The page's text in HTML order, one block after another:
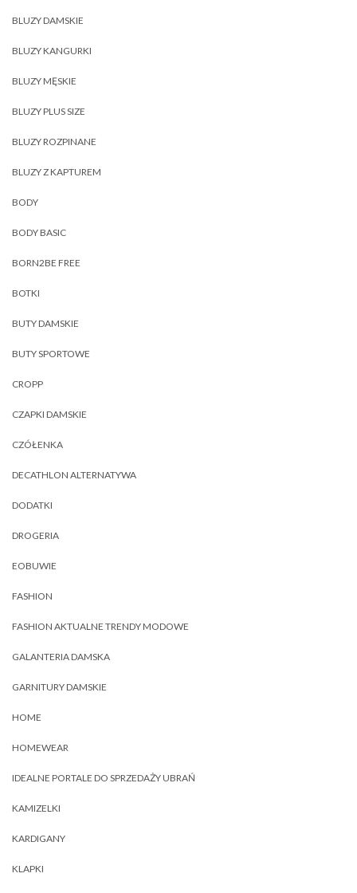
BLUZY DAMSKIE
BLUZY KANGURKI
BLUZY MĘSKIE
BLUZY PLUS SIZE
BLUZY ROZPINANE
BLUZY Z KAPTUREM
BODY
BODY BASIC
BORN2BE FREE
BOTKI
BUTY DAMSKIE
BUTY SPORTOWE
CROPP
CZAPKI DAMSKIE
CZÓŁENKA
DECATHLON ALTERNATYWA
DODATKI
DROGERIA
EOBUWIE
FASHION
FASHION AKTUALNE TRENDY MODOWE
GALANTERIA DAMSKA
GARNITURY DAMSKIE
HOME
HOMEWEAR
IDEALNE PORTALE DO SPRZEDAŻY UBRAŃ
KAMIZELKI
KARDIGANY
KLAPKI